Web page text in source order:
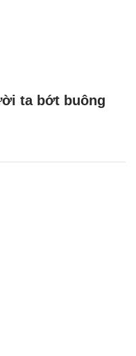
ta bớt buông